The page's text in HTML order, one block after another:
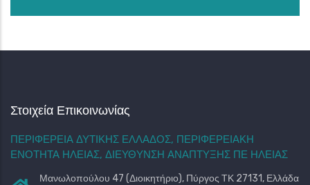
Στοιχεία Επικοινωνίας
ΠΕΡΙΦΕΡΕΙΑ ΔΥΤΙΚΗΣ ΕΛΛΑΔΟΣ, ΠΕΡΙΦΕΡΕΙΑΚΗ
ΕΝΟΤΗΤΑ ΗΛΕΙΑΣ, ΔΙΕΥΘΥΝΣΗ ΑΝΑΠΤΥΞΗΣ ΠΕ ΗΛΕΙΑΣ
Μανωλοπούλου 47 (Διοικητήριο), Πύργος ΤΚ 27131, Ελλάδα